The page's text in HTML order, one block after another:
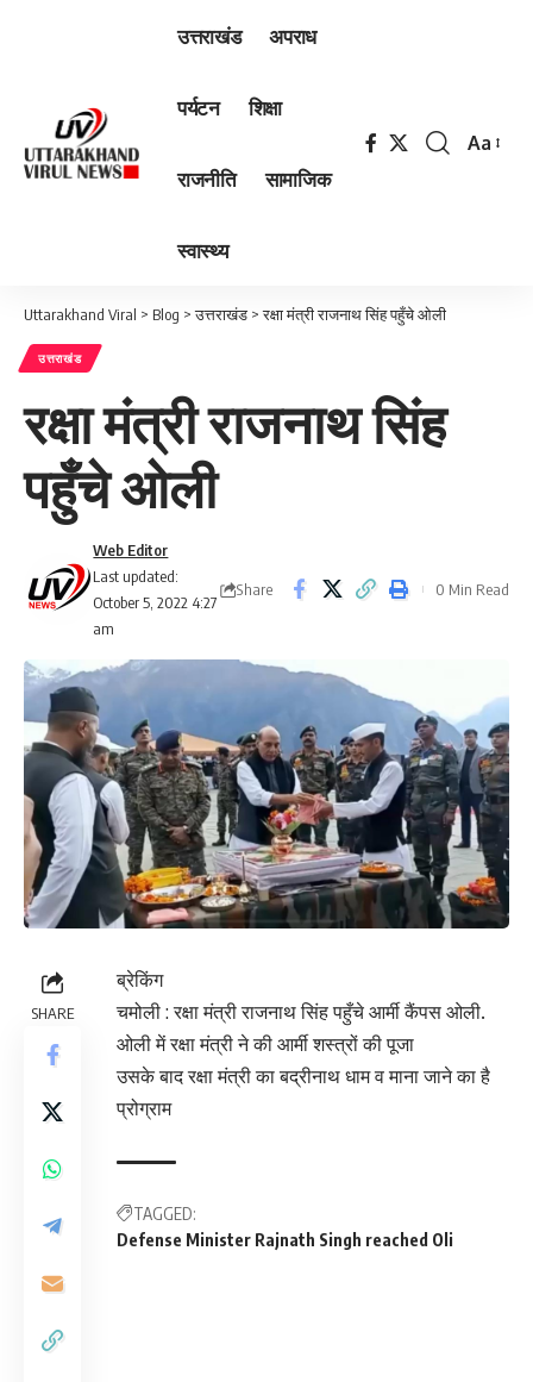
उत्तराखंड अपराध
पर्यटन शिक्षा
राजनीति सामाजिक
स्वास्थ्य
Font
Aa
Uttarakhand Viral > Blog >उत्तराखंड >रक्षा मंत्री राजनाथ सिंह पहुँचे ओली
उत्तराखंड
रक्षा मंत्री राजनाथ सिंह
पहुँचे ओली
Last updated:
October 5, 2022 4:27
am
Web Editor
Share 0 Min Read
SHARE
ब्रेकिंग
चमोली : रक्षा मंत्री राजनाथ सिंह पहुँचे आर्मी कैंपस ओली.
ओली में रक्षा मंत्री ने की आर्मी शस्त्रों की पूजा
उसके बाद रक्षा मंत्री का बद्रीनाथ धाम व माना जाने का है
प्रोग्राम
TAGGED:
Defense Minister Rajnath Singh reached Oli